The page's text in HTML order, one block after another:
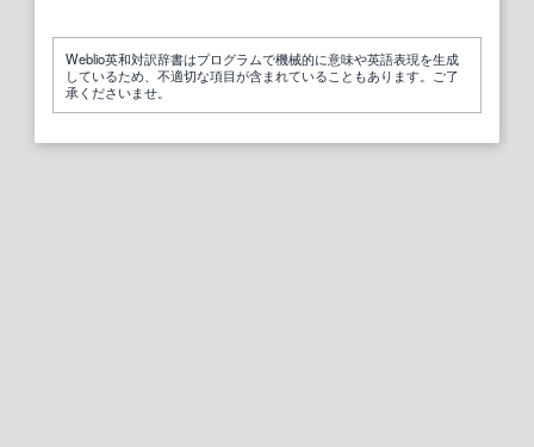
Weblio英和対訳辞書はプログラムで機械的に意味や英語表現を生成
しているため、不適切な項目が含まれていることもあります。ご了
承くださいませ。